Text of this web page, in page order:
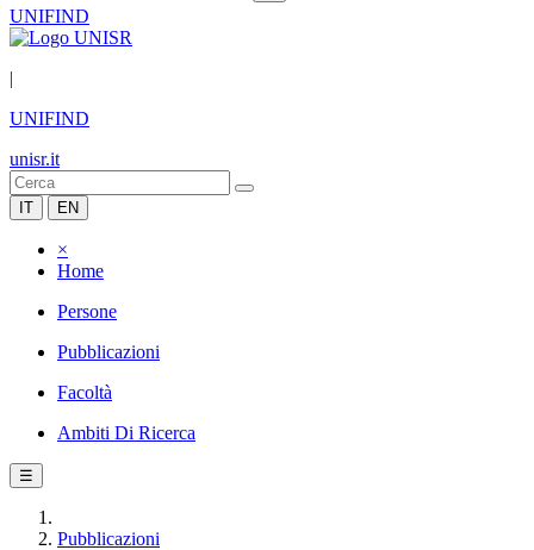
UNIFIND
|
UNIFIND
unisr.it
IT EN
×
Home
Persone
Pubblicazioni
Facoltà
Ambiti Di Ricerca
☰
Pubblicazioni